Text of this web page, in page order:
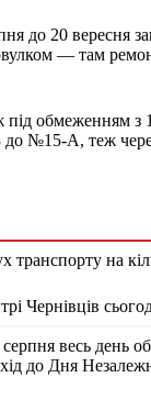
до 20 вересня
— там
обмеженням з
до №15-А, теж
транспорту на
Чернівців
весь день
до Дня